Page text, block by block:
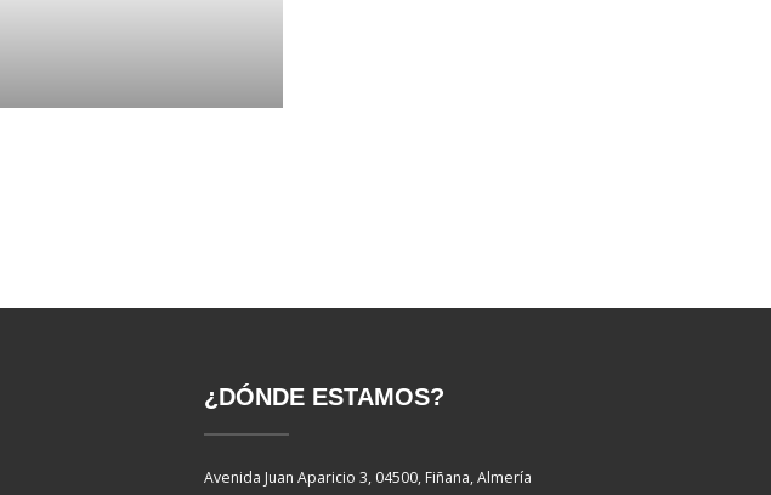
¿DÓNDE ESTAMOS?
Avenida Juan Aparicio 3, 04500, Fiñana, Almería